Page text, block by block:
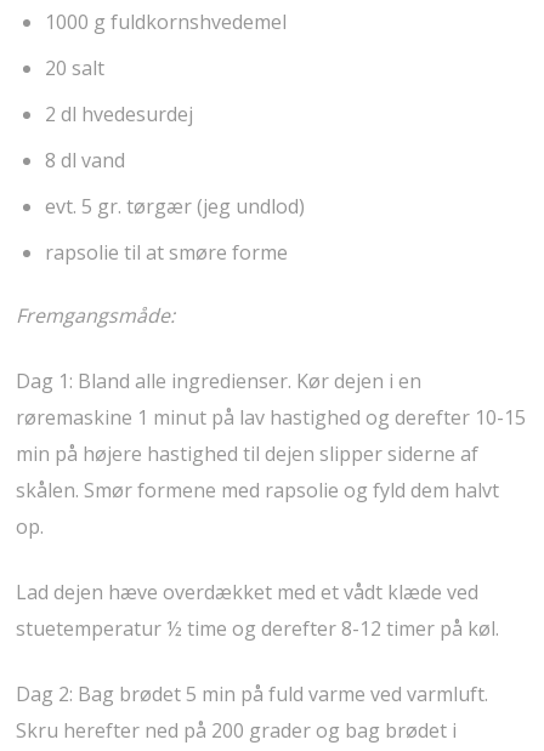
1000 g fuldkornshvedemel
20 salt
2 dl hvedesurdej
8 dl vand
evt. 5 gr. tørgær (jeg undlod)
rapsolie til at smøre forme
Fremgangsmåde:
Dag 1: Bland alle ingredienser. Kør dejen i en
røremaskine 1 minut på lav hastighed og derefter 10-15
min på højere hastighed til dejen slipper siderne af
skålen. Smør formene med rapsolie og fyld dem halvt
op.
Lad dejen hæve overdækket med et vådt klæde ved
stuetemperatur ½ time og derefter 8-12 timer på køl.
Dag 2: Bag brødet 5 min på fuld varme ved varmluft.
Skru herefter ned på 200 grader og bag brødet i